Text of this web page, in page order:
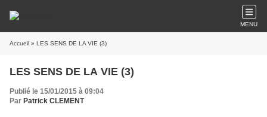
MENU
Accueil » LES SENS DE LA VIE (3)
LES SENS DE LA VIE (3)
Publié le 15/01/2015 à 09:04
Par Patrick CLEMENT